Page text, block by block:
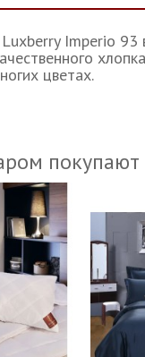
Imperio 93
цветах.
покупают